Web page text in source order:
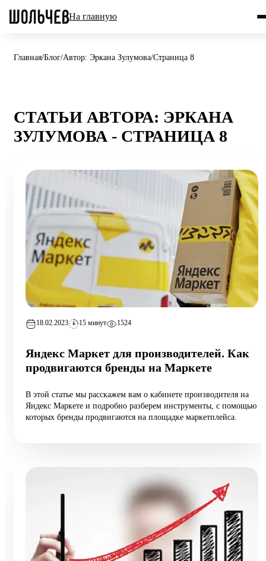
На главную
Главная/Блог/Автор: Эркана Зулумова/Страница 8
СТАТЬИ АВТОРА: ЭРКАНА
ЗУЛУМОВА - СТРАНИЦА 8
18.02.2023 15 минут 1524
Яндекс Маркет для производителей. Как
продвигаются бренды на Маркете
В этой статье мы расскажем вам о кабинете производителя на
Яндекс Маркете и подробно разберем инструменты, с помощью
которых бренды продвигаются на площадке маркетплейса.